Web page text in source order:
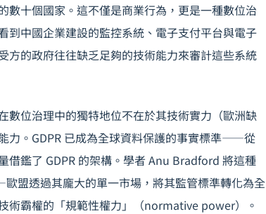
十個國家。這不僅是商業行為，更是一種數位治
到中國企業建設的監控系統、電子支付平台與電子
的政府往往缺乏足夠的技術能力來審計這些系統
數位治理中的獨特地位不在於其技術實力（歐洲缺
力。GDPR 已成為全球資料保護的事實標準——從
借鑑了 GDPR 的架構。學者 Anu Bradford 將這種
盟透過其龐大的單一市場，將其監管標準轉化為全
術霸權的「規範性權力」（normative power）。